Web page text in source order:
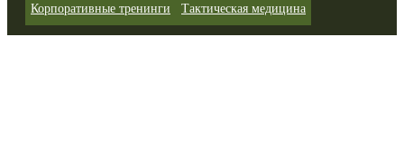
Корпоративные тренинги Тактическая медицина